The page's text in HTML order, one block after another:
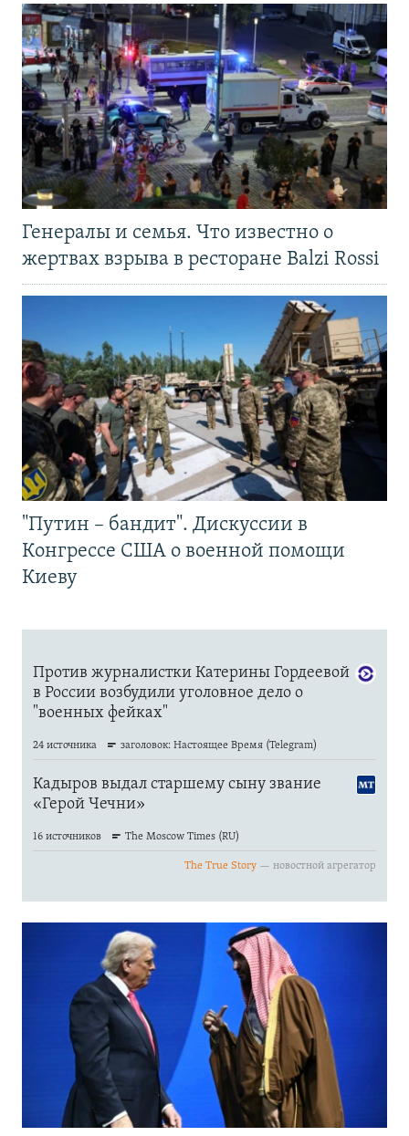
Генералы и семья. Что известно о
жертвах взрыва в ресторане Balzi Rossi
"Путин – бандит". Дискуссии в
Конгрессе США о военной помощи
Киеву